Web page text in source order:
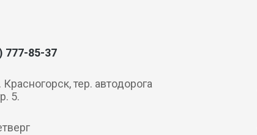
777-85-37
тер. автодорога
5.